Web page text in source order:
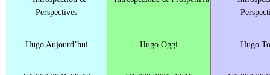
Perspectives
Hugo Aujourd’hui Hugo Oggi Hugo